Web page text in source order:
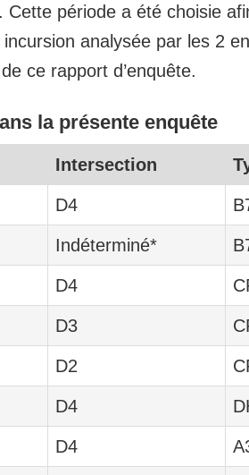
période a été choisie
analysée par les 2
ce rapport d’enquête.
la présente enquête
Intersection
D4
Indéterminé*
D4
D3
D2
D4
D4